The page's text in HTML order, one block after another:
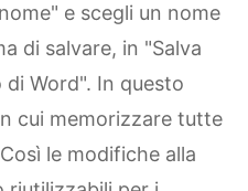
e scegli un nome
di salvare, in "Salva
Word". In questo
cui memorizzare tutte
le modifiche alla